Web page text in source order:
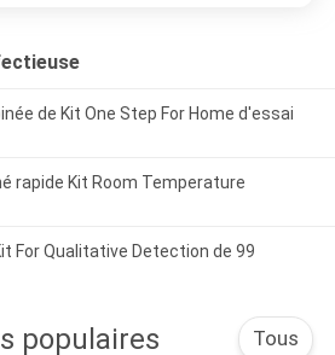
de Kit One Step For Home d'essai
rapide Kit Room Temperature
For Qualitative Detection de 99
populaires Tous